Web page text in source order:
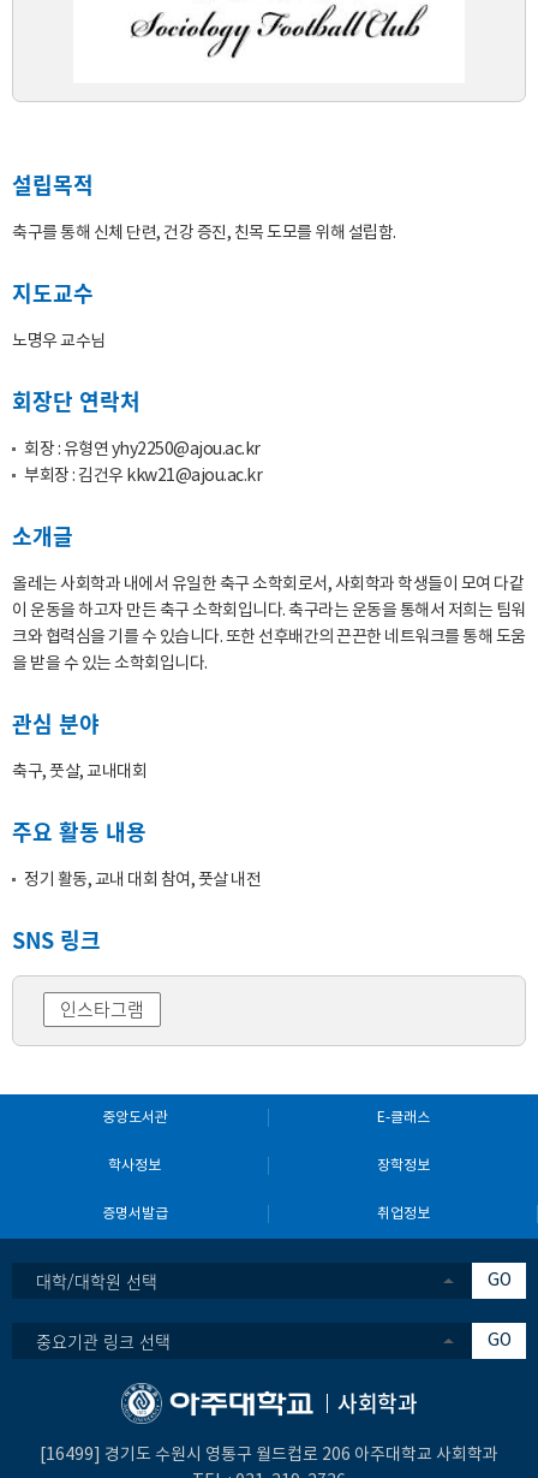
설립목적
축구를 통해 신체 단련, 건강 증진, 친목 도모를 위해 설립함.
지도교수
노명우 교수님
회장단 연락처
회장 : 유형연 yhy2250@ajou.ac.kr
부회장 : 김건우 kkw21@ajou.ac.kr
소개글
올레는 사회학과 내에서 유일한 축구 소학회로서, 사회학과 학생들이 모여 다같
이 운동을 하고자 만든 축구 소학회입니다. 축구라는 운동을 통해서 저희는 팀워
크와 협력심을 기를 수 있습니다. 또한 선후배간의 끈끈한 네트워크를 통해 도움
을 받을 수 있는 소학회입니다.
관심 분야
축구, 풋살, 교내대회
주요 활동 내용
정기 활동, 교내 대회 참여, 풋살 내전
SNS 링크
인스타그램
중앙도서관 E-클래스
학사정보 장학정보
증명서발급 취업정보
대학/대학원 선택 GO
중요기관 링크 선택 GO
사회학과
[16499] 경기도 수원시 영통구 월드컵로 206 아주대학교 사회학과